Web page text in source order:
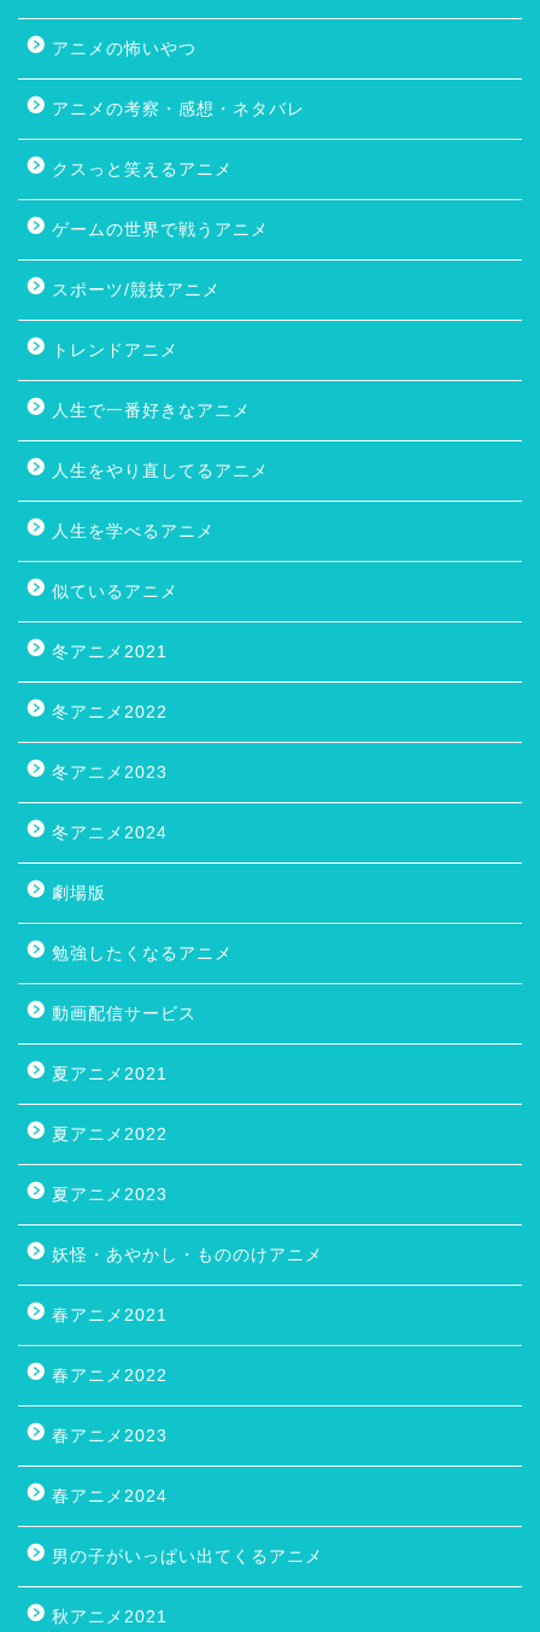
アニメの怖いやつ
アニメの考察・感想・ネタバレ
クスっと笑えるアニメ
ゲームの世界で戦うアニメ
スポーツ/競技アニメ
トレンドアニメ
人生で一番好きなアニメ
人生をやり直してるアニメ
人生を学べるアニメ
似ているアニメ
冬アニメ2021
冬アニメ2022
冬アニメ2023
冬アニメ2024
劇場版
勉強したくなるアニメ
動画配信サービス
夏アニメ2021
夏アニメ2022
夏アニメ2023
妖怪・あやかし・もののけアニメ
春アニメ2021
春アニメ2022
春アニメ2023
春アニメ2024
男の子がいっぱい出てくるアニメ
秋アニメ2021